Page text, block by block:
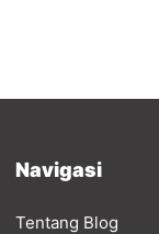
Navigasi
Tentang Blog